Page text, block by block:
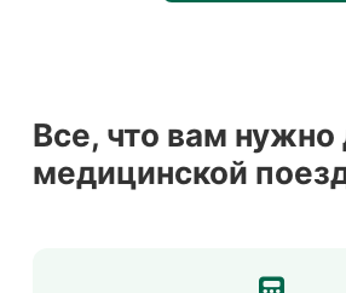
Все, что вам
медицинской